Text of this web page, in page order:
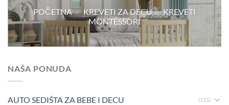
POČETNA / KREVETI ZA DECU / KREVETI
MONTESSORI
NAŠA PONUDA
AUTO SEDIŠTA ZA BEBE I DECU (115)